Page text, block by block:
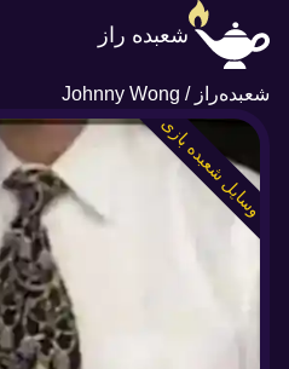
شعبده راز
شعبده‌راز /
Johnny Wong
وسایل شعبده بازی